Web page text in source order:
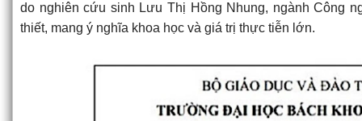
do nghiên cứu sinh Lưu Thị Hồng Nhung, ngành Công
thiết, mang ý nghĩa khoa học và giá trị thực tiễn lớn.